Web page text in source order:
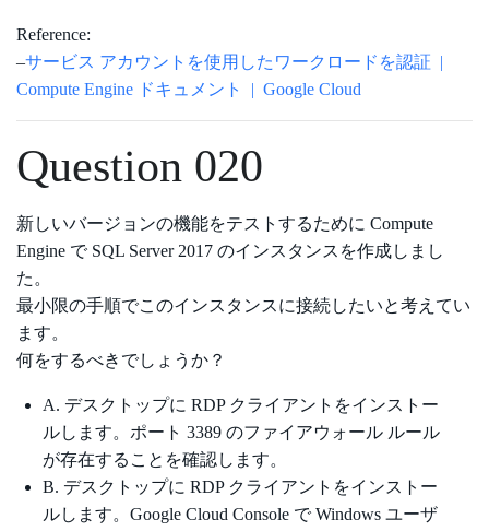
Reference:
–サービス アカウントを使用したワークロードを認証 |
Compute Engine ドキュメント | Google Cloud
Question 020
新しいバージョンの機能をテストするために Compute
Engine で SQL Server 2017 のインスタンスを作成しまし
た。
最小限の手順でこのインスタンスに接続したいと考えてい
ます。
何をするべきでしょうか？
A. デスクトップに RDP クライアントをインストー
ルします。ポート 3389 のファイアウォール ルール
が存在することを確認します。
B. デスクトップに RDP クライアントをインストー
ルします。Google Cloud Console で Windows ユーザ